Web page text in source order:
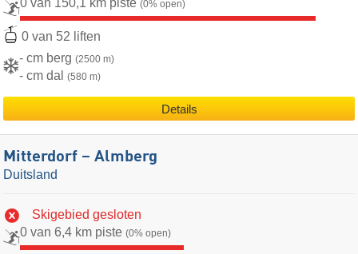
(0% open)
0 van 52 liften
- cm berg (2500 m)
- cm dal (580 m)
Details
Mitterdorf – Almberg
Duitsland
Skigebied gesloten
0 van 6,4 km piste (0% open)